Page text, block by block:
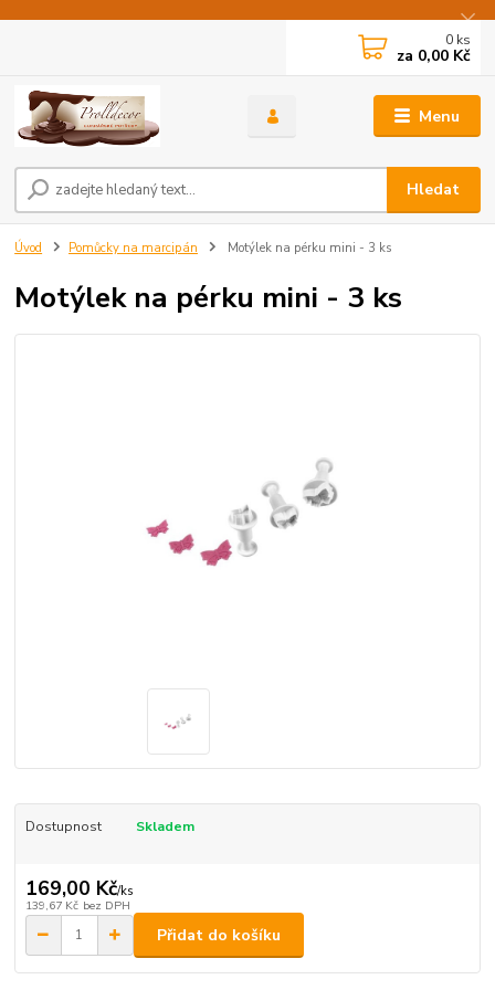
Menu
Hledat
0 ks
za 0,00 Kč
Úvod Pomůcky na marcipán Motýlek na pérku mini - 3 ks
Motýlek na pérku mini - 3 ks
Dostupnost Skladem
169,00 Kč/ks
139,67 Kč bez DPH
Přidat do košíku